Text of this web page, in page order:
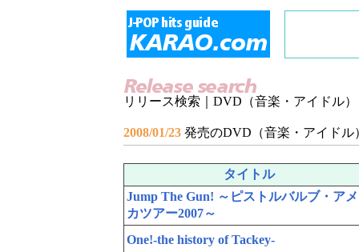
リリース検索｜DVD（音楽・アイドル）
2008/01/23 発売のDVD（音楽・アイドル
タイトル
Jump The Gun! ～ピストルバルブ・ア
カツアー2007～
One!-the history of Tackey-